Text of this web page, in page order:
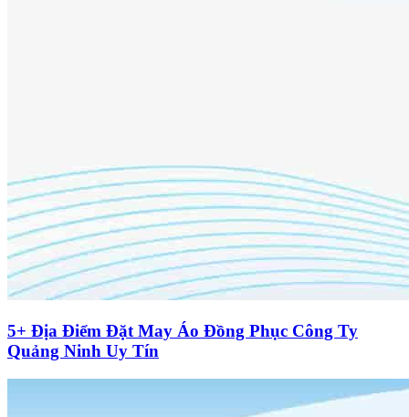
5+ Địa Điểm Đặt May Áo Đồng Phục Công Ty
Quảng Ninh Uy Tín